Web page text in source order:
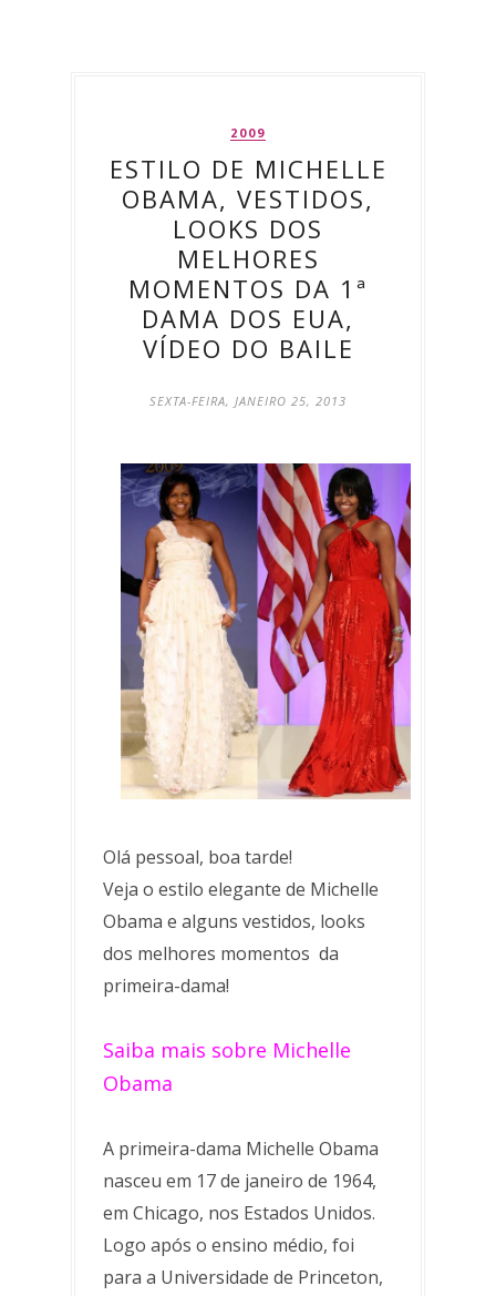
2009
ESTILO DE MICHELLE
OBAMA, VESTIDOS,
LOOKS DOS
MELHORES
MOMENTOS DA 1ª
DAMA DOS EUA,
VÍDEO DO BAILE
SEXTA-FEIRA, JANEIRO 25, 2013
Olá pessoal, boa tarde!
Veja o estilo elegante de Michelle
Obama e alguns vestidos, looks
dos melhores momentos da
primeira-dama!
Saiba mais sobre Michelle
Obama
A primeira-dama Michelle Obama
nasceu em 17 de janeiro de 1964,
em Chicago, nos Estados Unidos.
Logo após o ensino médio, foi
para a Universidade de Princeton,